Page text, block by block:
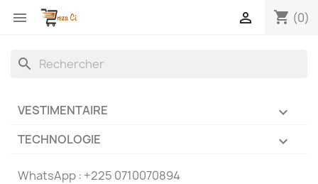
 shopping_cart (0)

search

VESTIMENTAIRE

TECHNOLOGIE
WhatsApp : +225 0710070894